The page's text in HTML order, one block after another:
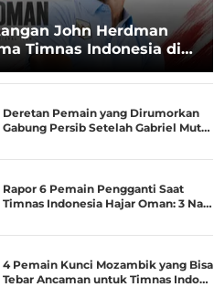
John Herdman
Timnas Indonesia di
Runner-up Menjadi
Deretan Pemain yang Dirumorkan
Gabung Persib Setelah Gabriel Mut…
Rapor 6 Pemain Pengganti Saat
Timnas Indonesia Hajar Oman: 3 Na…
4 Pemain Kunci Mozambik yang Bisa
Tebar Ancaman untuk Timnas Indo…